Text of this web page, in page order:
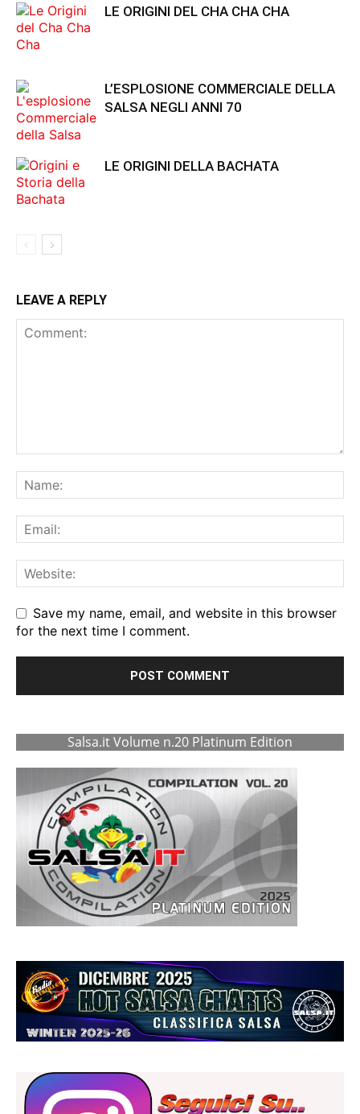
LE ORIGINI DEL CHA CHA CHA
L’ESPLOSIONE COMMERCIALE DELLA
SALSA NEGLI ANNI 70
LE ORIGINI DELLA BACHATA
LEAVE A REPLY
Save my name, email, and website in this browser
for the next time I comment.
Salsa.it Volume n.20 Platinum Edition